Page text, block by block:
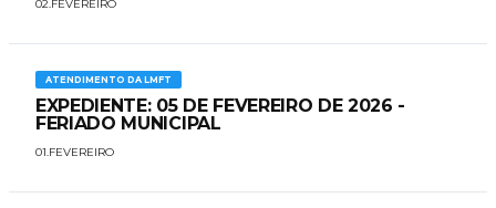
02.FEVEREIRO
ATENDIMENTO DA LMFT
EXPEDIENTE: 05 DE FEVEREIRO DE 2026 -
FERIADO MUNICIPAL
01.FEVEREIRO